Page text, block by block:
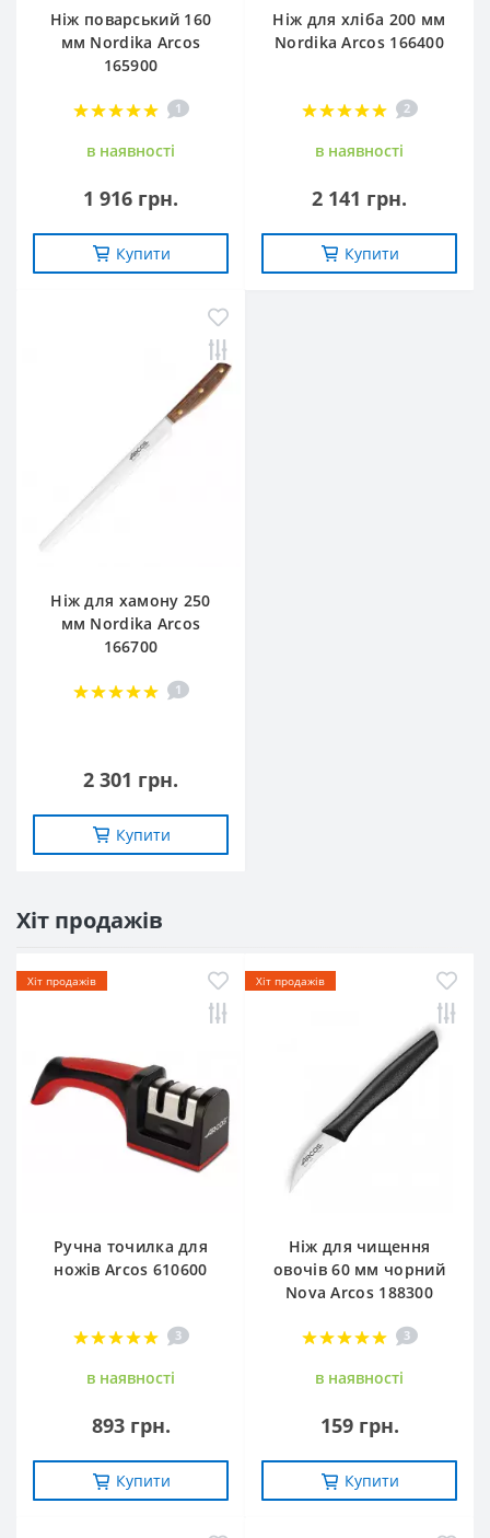
Ніж поварський 160
мм Nordika Arcos
165900
1
в наявностi
1 916 грн.
Купити
Ніж для хліба 200 мм
Nordika Arcos 166400
2
в наявностi
2 141 грн.
Купити
Ніж для хамону 250
мм Nordika Arcos
166700
1
2 301 грн.
Купити
Хіт продажів
Хіт продажів
Ручна точилка для
ножів Arcos 610600
3
в наявностi
893 грн.
Купити
Хіт продажів
Ніж для чищення
овочів 60 мм чорний
Nova Arcos 188300
3
в наявностi
159 грн.
Купити